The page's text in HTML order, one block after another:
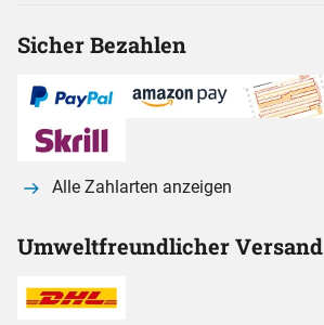
Sicher Bezahlen
Alle Zahlarten anzeigen
Umweltfreundlicher Versand